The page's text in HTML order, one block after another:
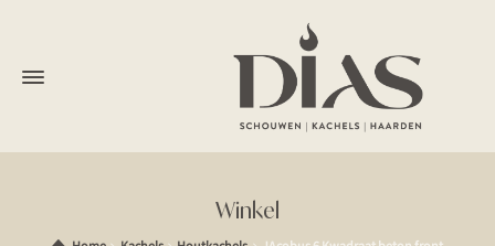
Winkel